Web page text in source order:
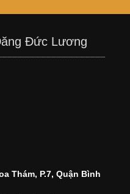
Đức Lương
Thám, P.7, Quận Bình